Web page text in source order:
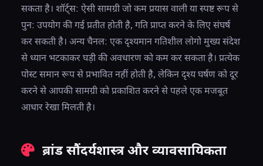
सकता है। शॉर्ट्स: ऐसी सामग्री जो कम प्रयास वाली या स्पष्ट रूप से
पुन: उपयोग की गई प्रतीत होती है, गति प्राप्त करने के लिए संघर्ष
कर सकती है। अन्य चैनल: एक दृश्यमान गतिशील लोगो मुख्य संदेश
से ध्यान भटकाकर घड़ी की अवधारण को कम कर सकता है। प्रत्येक
पोस्ट समान रूप से प्रभावित नहीं होती है, लेकिन दृश्य घर्षण को दूर
करने से आपकी सामग्री को प्रकाशित करने से पहले एक मजबूत
आधार रेखा मिलती है।
ब्रांड सौंदर्यशास्त्र और व्यावसायिकता